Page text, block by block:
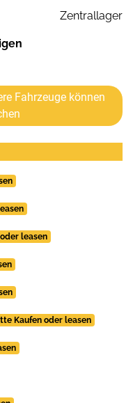
Zentrallager
Fahrzeuge können
leasen
Kaufen oder leasen